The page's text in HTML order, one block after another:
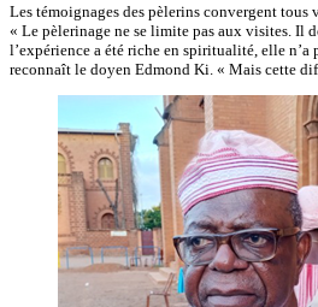
Les témoignages des pèlerins convergent
« Le pèlerinage ne se limite pas aux visites. Il
l’expérience a été riche en spiritualité, elle
reconnaît le doyen Edmond Ki. « Mais cette